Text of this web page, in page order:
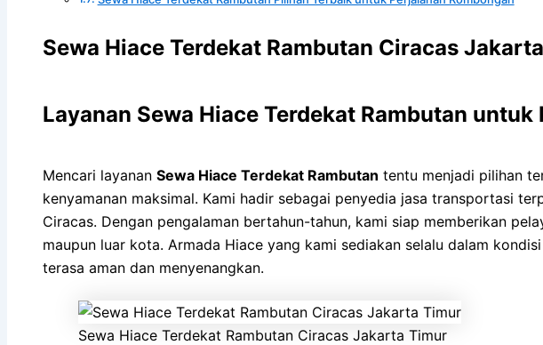
Sewa Hiace Terdekat Rambutan Ciracas
Layanan Sewa Hiace Terdekat Rambutan untuk
Mencari layanan Sewa Hiace Terdekat Rambutan tentu menjadi pilihan
kenyamanan maksimal. Kami hadir sebagai penyedia jasa transportasi
Ciracas. Dengan pengalaman bertahun-tahun, kami siap memberikan
maupun luar kota. Armada Hiace yang kami sediakan selalu dalam
terasa aman dan menyenangkan.
Sewa Hiace Terdekat Rambutan Ciracas Jakarta Timur